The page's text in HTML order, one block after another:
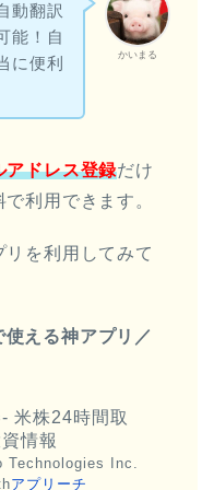
かいまる
動翻訳
能！自
に便利
アドレス登録だけ
利用できます。
リを利用してみて
える神アプリ／
米株24時間取
情報
Technologies Inc.
アプリーチ